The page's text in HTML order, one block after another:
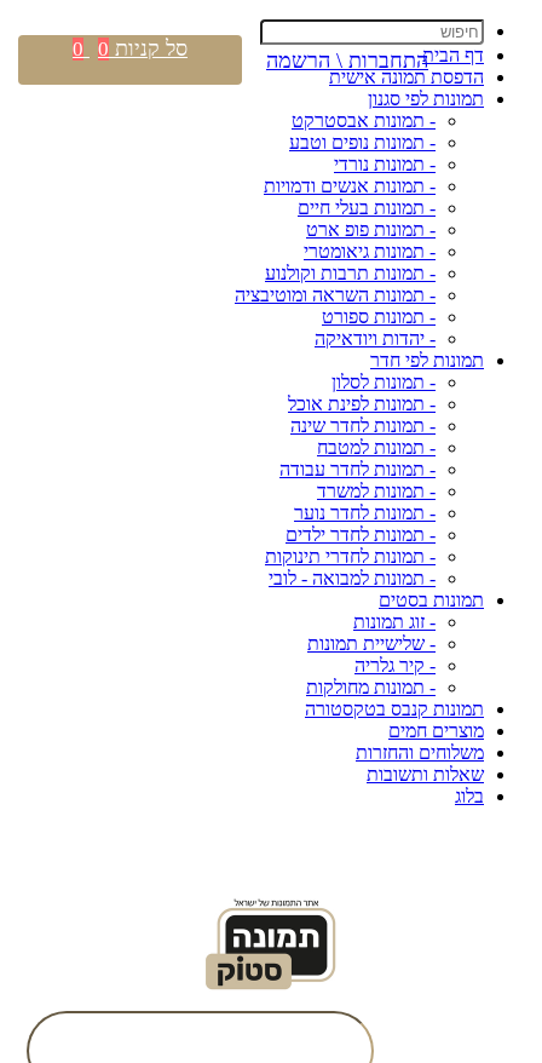
דף הבית
הדפסת תמונה אישית
תמונות לפי סגנון
- תמונות אבסטרקט
- תמונות נופים וטבע
- תמונות נורדי
- תמונות אנשים ודמויות
- תמונות בעלי חיים
- תמונות פופ ארט
- תמונות גיאומטרי
- תמונות תרבות וקולנוע
- תמונות השראה ומוטיבציה
- תמונות ספורט
- יהדות ויודאיקה
תמונות לפי חדר
- תמונות לסלון
- תמונות לפינת אוכל
- תמונות לחדר שינה
- תמונות למטבח
- תמונות לחדר עבודה
- תמונות למשרד
- תמונות לחדר נוער
- תמונות לחדר ילדים
- תמונות לחדרי תינוקות
- תמונות למבואה - לובי
תמונות בסטים
- זוג תמונות
- שלישיית תמונות
- קיר גלריה
- תמונות מחולקות
תמונות קנבס בטקסטורה
מוצרים חמים
משלוחים והחזרות
שאלות ותשובות
בלוג
התחברות \ הרשמה סל קניות 0
0